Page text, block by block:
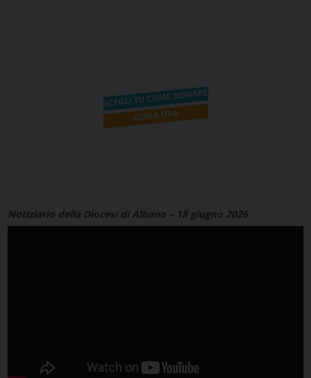
Notiziario della Diocesi di Albano – 18 giugno 2026